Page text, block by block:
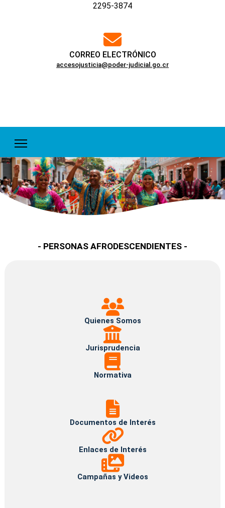
2295-3874
far
envelope
CORREO ELECTRÓNICO
accesojusticia@poder-judicial.go.cr
- PERSONAS AFRODESCENDIENTES -
Somos
Quienes Somos
Jurisprudencia
Jurisprudencia
Normativa
Normativa
Documentos
Interés
Documentos de Interés
Enlaces
Interés
Enlaces de Interés
Campañas
y
Videos
Campañas y Videos